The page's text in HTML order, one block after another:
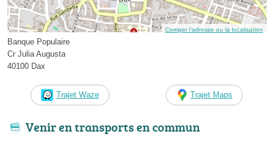
Corriger l’adresse ou la localisation
Banque Populaire
Cr Julia Augusta
40100 Dax
Trajet Waze Trajet Maps
Venir en transports en commun